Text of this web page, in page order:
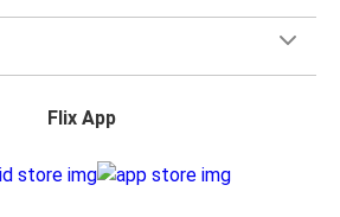
Flix App